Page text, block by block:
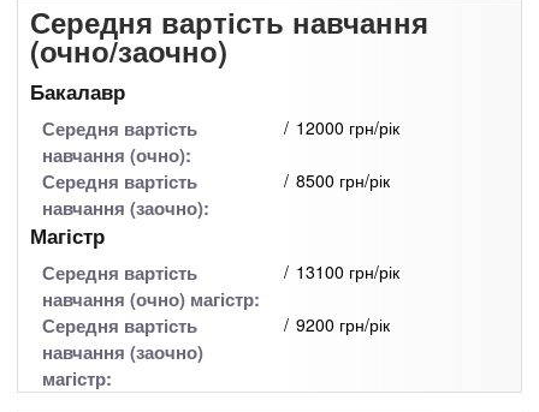
Середня вартість навчання
(очно/заочно)
Бакалавр
Середня вартість
навчання (очно):
12000 грн/рік
Середня вартість
навчання (заочно):
8500 грн/рік
Магістр
Середня вартість
навчання (очно) магістр:
13100 грн/рік
Середня вартість
навчання (заочно)
магістр:
9200 грн/рік